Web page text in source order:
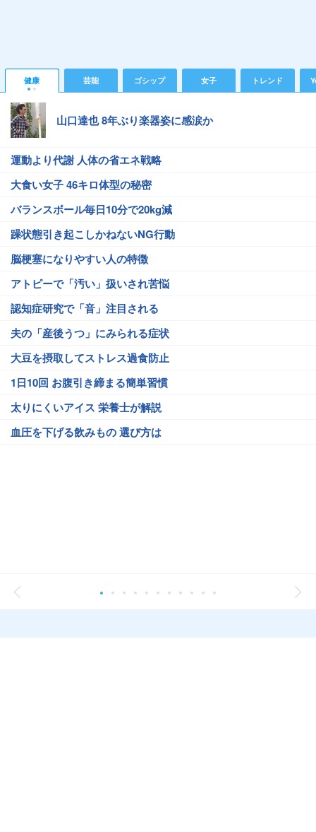
健康 芸能 ゴシップ 女子 トレンド
山口達也 8年ぶり楽器姿に感涙か
運動より代謝 人体の省エネ戦略
大食い女子 46キロ体型の秘密
バランスボール毎日10分で20kg減
躁状態引き起こしかねないNG行動
脳梗塞になりやすい人の特徴
アトピーで「汚い」扱いされ苦悩
認知症研究で「音」注目される
夫の「産後うつ」にみられる症状
大豆を摂取してストレス過食防止
1日10回 お腹引き締まる簡単習慣
太りにくいアイス 栄養士が解説
血圧を下げる飲みもの 選び方は